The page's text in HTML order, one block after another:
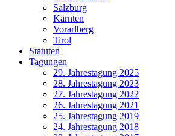
Salzburg
Kärnten
Vorarlberg
Tirol
Statuten
Tagungen
29. Jahrestagung 2025
28. Jahrestagung 2023
27. Jahrestagung 2022
26. Jahrestagung 2021
25. Jahrestagung 2019
24. Jahrestagung 2018